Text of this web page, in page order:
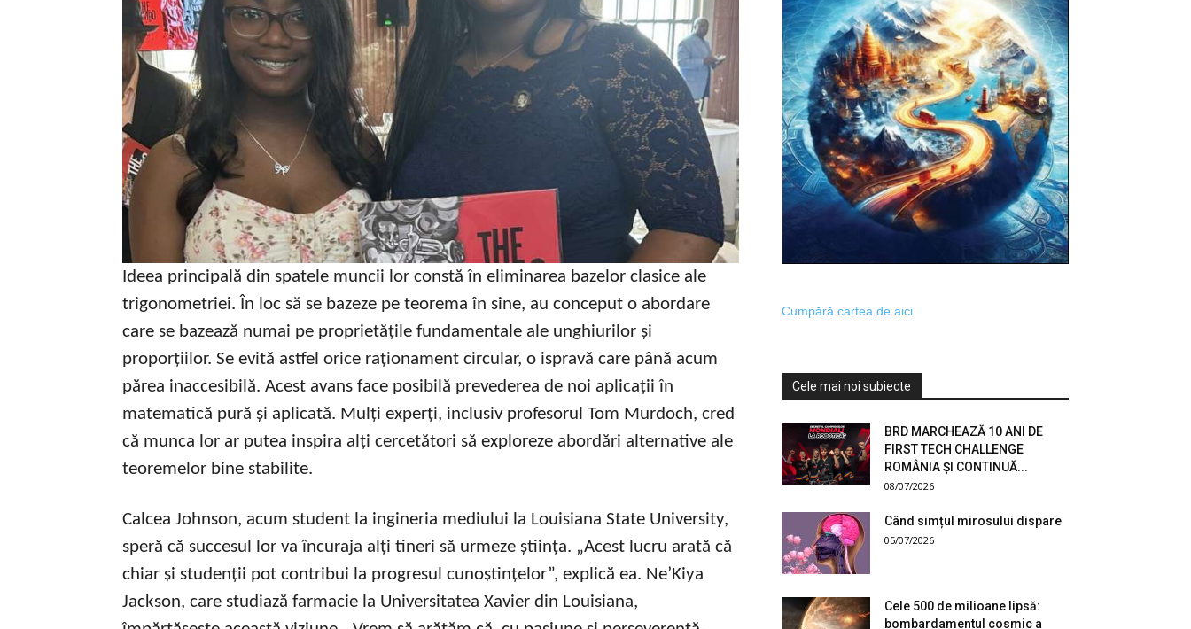
Ideea principală din spatele muncii lor constă în eliminarea bazelor clasice ale
trigonometriei. În loc să se bazeze pe teorema în sine, au conceput o abordare
care se bazează numai pe proprietățile fundamentale ale unghiurilor și
proporțiilor. Se evită astfel orice raționament circular, o ispravă care până acum
părea inaccesibilă. Acest avans face posibilă prevederea de noi aplicații în
matematică pură și aplicată. Mulți experți, inclusiv profesorul Tom Murdoch, cred
că munca lor ar putea inspira alți cercetători să exploreze abordări alternative ale
teoremelor bine stabilite.
Calcea Johnson, acum student la ingineria mediului la Louisiana State University,
speră că succesul lor va încuraja alți tineri să urmeze știința. „Acest lucru arată că
chiar și studenții pot contribui la progresul cunoștințelor”, explică ea. Ne’Kiya
Jackson, care studiază farmacie la Universitatea Xavier din Louisiana,
Cumpără cartea de aici
Cele mai noi subiecte
BRD MARCHEAZĂ 10 ANI DE
FIRST TECH CHALLENGE
ROMÂNIA ȘI CONTINUĂ...
08/07/2026
Când simțul mirosului dispare
05/07/2026
Cele 500 de milioane lipsă:
bombardamentul cosmic a